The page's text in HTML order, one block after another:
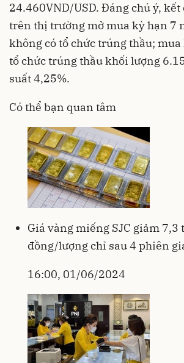
24.460VND/USD. Đáng chú ý,
trên thị trường mở mua kỳ hạn 7
không có tổ chức trúng thầu; mua
tổ chức trúng thầu khối lượng
suất 4,25%.
Có thể bạn quan tâm
Giá vàng miếng SJC giảm 7,3
đồng/lượng chỉ sau 4 phiên
16:00, 01/06/2024